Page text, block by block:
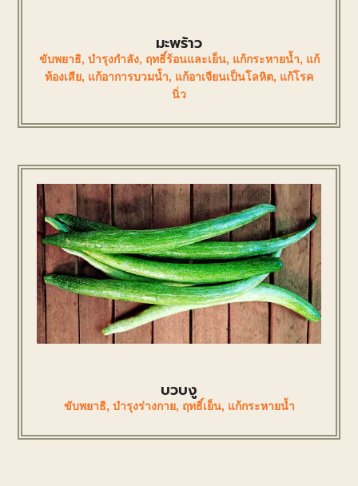
มะพร้าว
ขับพยาธิ, บำรุงกำลัง, ฤทธิ์ร้อนและเย็น, แก้กระหายน้ำ, แก้
ท้องเสีย, แก้อาการบวมน้ำ, แก้อาเจียนเป็นโลหิต, แก้โรค
นิ่ว
บวบงู
ขับพยาธิ, บำรุงร่างกาย, ฤทธิ์เย็น, แก้กระหายน้ำ